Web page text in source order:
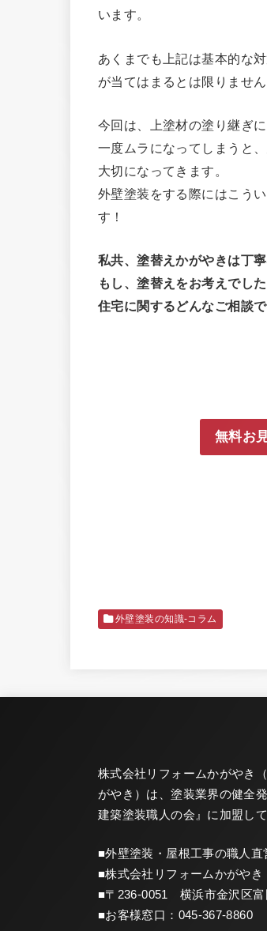
います。
あくまでも上記は基本的な
が当てはまるとは限りません
今回は、上塗材の塗り継ぎ
一度ムラになってしまうと
大切になってきます。
外壁塗装をする際にはこう
す！
私共、塗替えかがやきは丁
もし、塗替えをお考えでし
住宅に関するどんなご相談
無料お
外壁塗装の知識-コラム
株式会社リフォームかがやき
がやき）は、塗装業界の健全
建築塗装職人の会 』に加盟し
■外壁塗装・屋根工事の職人直
■株式会社リフォームかがやき
■〒236-0051 横浜市金沢区富
■お客様窓口： 045-367-8860